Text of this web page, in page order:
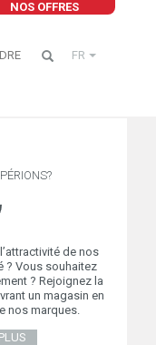
NOS OFFRES
FR
de nos
? Vous souhaitez
? Rejoignez la
un magasin en
nos marques.